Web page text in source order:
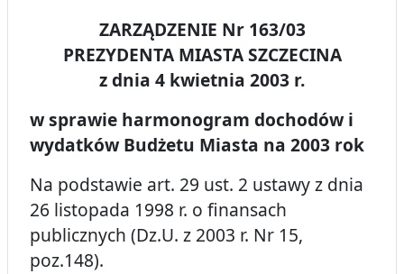
ZARZĄDZENIE Nr 163/03
PREZYDENTA MIASTA SZCZECINA
z dnia 4 kwietnia 2003 r.
w sprawie harmonogram dochodów i
wydatków Budżetu Miasta na 2003 rok
Na podstawie art. 29 ust. 2 ustawy z dnia
26 listopada 1998 r. o finansach
publicznych (Dz.U. z 2003 r. Nr 15,
poz.148).